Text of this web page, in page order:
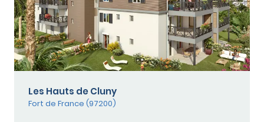
Les Hauts de Cluny
Fort de France (97200)